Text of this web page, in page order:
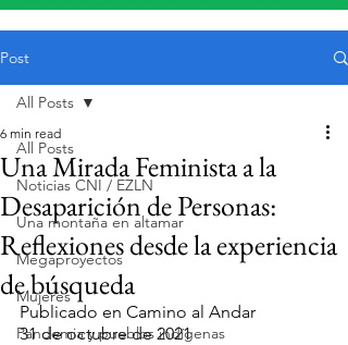
Post
All Posts
Noticias CNI / EZLN
Una montaña en altamar
Megaproyectos
Mujeres
Pandemia y pueblos indígenas
All Posts
Una Mirada Feminista a la
Desaparición de Personas:
Reflexiones desde la experiencia
de búsqueda
6 min read
Publicado en Camino al Andar
31 de octubre de 2021